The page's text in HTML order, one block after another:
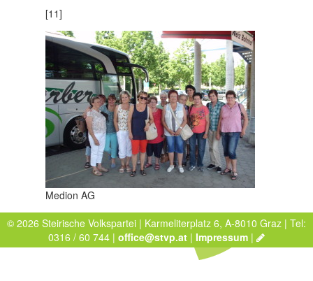
[11]
Medion AG
© 2026 Steirische Volkspartei | Karmeliterplatz 6, A-8010 Graz | Tel:
0316 / 60 744 | office@stvp.at | Impressum |